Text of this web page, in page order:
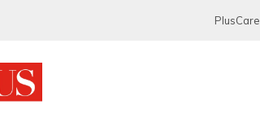
PlusCare